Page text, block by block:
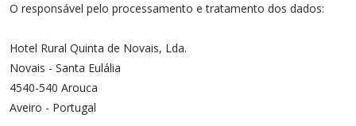
O responsável pelo processamento e tratamento dos dados:
Hotel Rural Quinta de Novais, Lda.
Novais - Santa Eulália
4540-540 Arouca
Aveiro - Portugal